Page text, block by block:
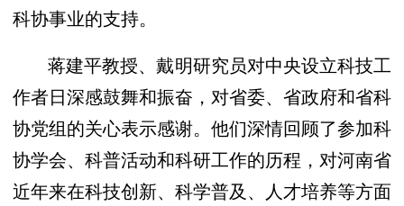
科协事业的支持。
蒋建平教授、戴明研究员对中央设立科技工
作者日深感鼓舞和振奋，对省委、省政府和省科
协党组的关心表示感谢。他们深情回顾了参加科
协学会、科普活动和科研工作的历程，对河南省
近年来在科技创新、科学普及、人才培养等方面